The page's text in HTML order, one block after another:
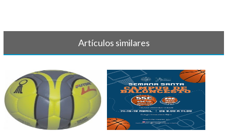
Artículos similares